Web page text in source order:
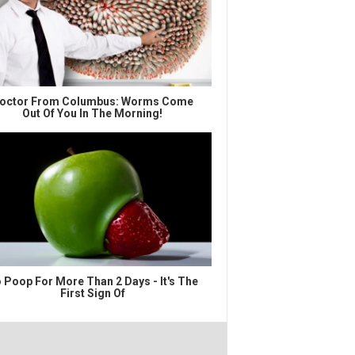
From Columbus: Worms Come
Out Of You In The Morning!
Poop For More Than 2 Days - It's The
First Sign Of